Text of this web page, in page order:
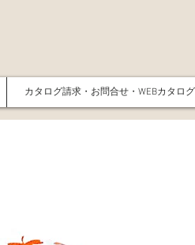
カタログ請求・お問合せ・WEBカタログ